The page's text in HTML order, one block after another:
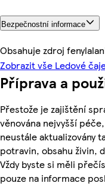
Bezpečnostní informace
Obsahuje zdroj
Zobrazit vše Ledové
Příprava a
Přestože je zajištění
věnována nejvyšší
neustále aktualizovány
potravin, obsahu živin,
Vždy byste si měli
pouze na informace